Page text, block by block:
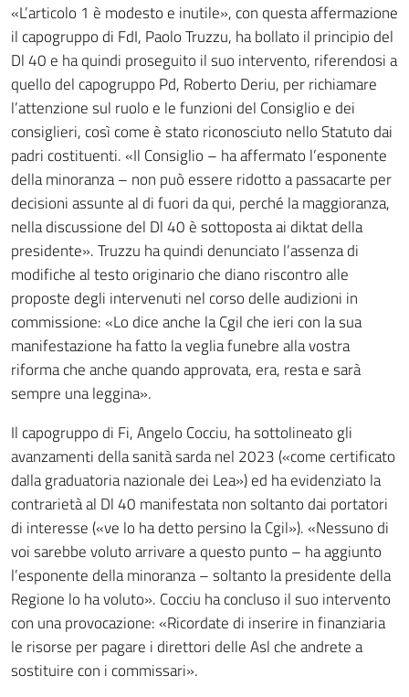
«L’articolo 1 è modesto e inutile», con questa affermazione
il capogruppo di FdI, Paolo Truzzu, ha bollato il principio del
Dl 40 e ha quindi proseguito il suo intervento, riferendosi a
quello del capogruppo Pd, Roberto Deriu, per richiamare
l’attenzione sul ruolo e le funzioni del Consiglio e dei
consiglieri, così come è stato riconosciuto nello Statuto dai
padri costituenti. «Il Consiglio – ha affermato l’esponente
della minoranza – non può essere ridotto a passacarte per
decisioni assunte al di fuori da qui, perché la maggioranza,
nella discussione del Dl 40 è sottoposta ai diktat della
presidente». Truzzu ha quindi denunciato l’assenza di
modifiche al testo originario che diano riscontro alle
proposte degli intervenuti nel corso delle audizioni in
commissione: «Lo dice anche la Cgil che ieri con la sua
manifestazione ha fatto la veglia funebre alla vostra
riforma che anche quando approvata, era, resta e sarà
sempre una leggina».
Il capogruppo di Fi, Angelo Cocciu, ha sottolineato gli
avanzamenti della sanità sarda nel 2023 («come certificato
dalla graduatoria nazionale dei Lea») ed ha evidenziato la
contrarietà al Dl 40 manifestata non soltanto dai portatori
di interesse («ve lo ha detto persino la Cgil»). «Nessuno di
voi sarebbe voluto arrivare a questo punto – ha aggiunto
l’esponente della minoranza – soltanto la presidente della
Regione lo ha voluto». Cocciu ha concluso il suo intervento
con una provocazione: «Ricordate di inserire in finanziaria
le risorse per pagare i direttori delle Asl che andrete a
sostituire con i commissari».